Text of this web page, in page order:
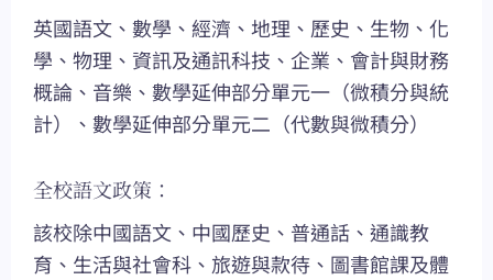
英國語文、數學、經濟、地理、歷史、生物、化
學、物理、資訊及通訊科技、企業、會計與財務
概論、音樂、數學延伸部分單元一（微積分與統
計）、數學延伸部分單元二（代數與微積分）
全校語文政策：
該校除中國語文、中國歷史、普通話、通識教
育、生活與社會科、旅遊與款待、圖書館課及體